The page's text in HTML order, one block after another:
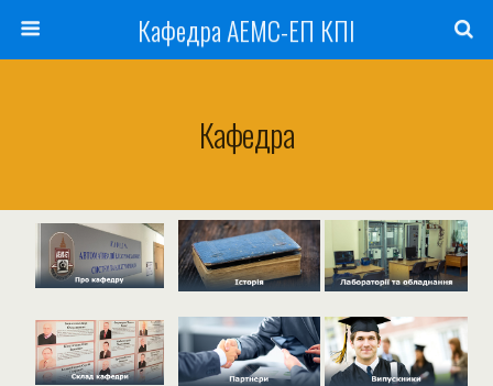
Кафедра АЕМС-ЕП КПІ
Кафедра